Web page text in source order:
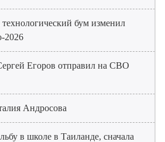
бум изменил
2026
Егоров отправил на СВО
Андросова
в школе в Таиланде, сначала